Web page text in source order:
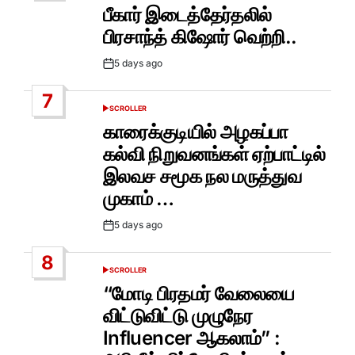
பீகார் இடைத்தேர்தலில்
பிரசாந்த் கிஷோர் வெற்றி..
Post5 days ago
7
POSTED
SCROLLER
காரைக்குடியில் அழகப்பா
கல்வி நிறுவனங்கள் ஏற்பாட்டில்
இலவச சமூக நல மருத்துவ
முகாம் …
Post5 days ago
8
POSTED
SCROLLER
“மோடி பிரதமர் வேலையை
விட்டுவிட்டு முழுநேர
Influencer ஆகலாம்” :